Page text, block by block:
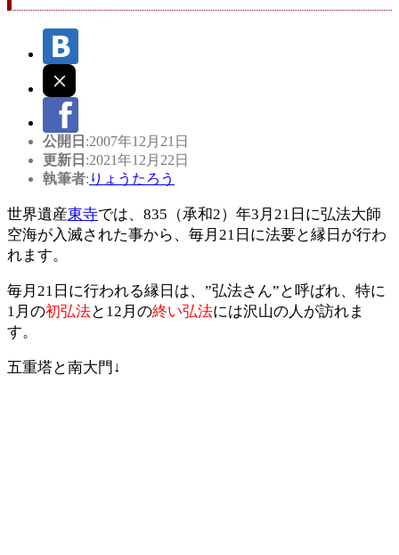
公開日 :2007年12月21日
更新日 :2021年12月22日
執筆者: りょうたろう
世界遺産東寺では、835（承和2）年3月21日に弘法大師
空海が入滅された事から、毎月21日に法要と縁日が行わ
れます。
毎月21日に行われる縁日は、”弘法さん”と呼ばれ、特に
1月の初弘法と12月の終い弘法には沢山の人が訪れま
す。
五重塔と南大門↓